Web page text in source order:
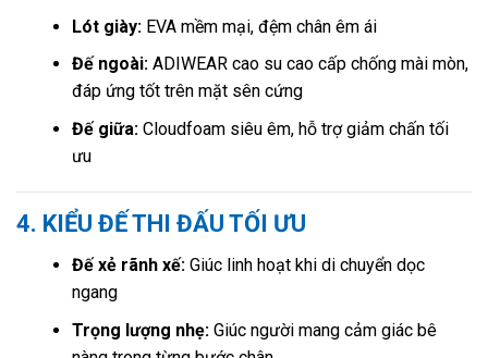
Lót giày:EVA mềm mại, đệm chân êm ái
Đế ngoài:ADIWEAR cao su cao cấp chống mài mòn,
đáp ứng tốt trên mặt sên cứng
Đế giữa:Cloudfoam siêu êm, hỗ trợ giảm chấn tối
ưu
4. KIỂU ĐẾ THI ĐẤU TỐI ƯU
Đế xẻ rãnh xế:Giúc linh hoạt khi di chuyển dọc
ngang
Trọng lượng nhẹ:Giúc người mang cảm giác bê